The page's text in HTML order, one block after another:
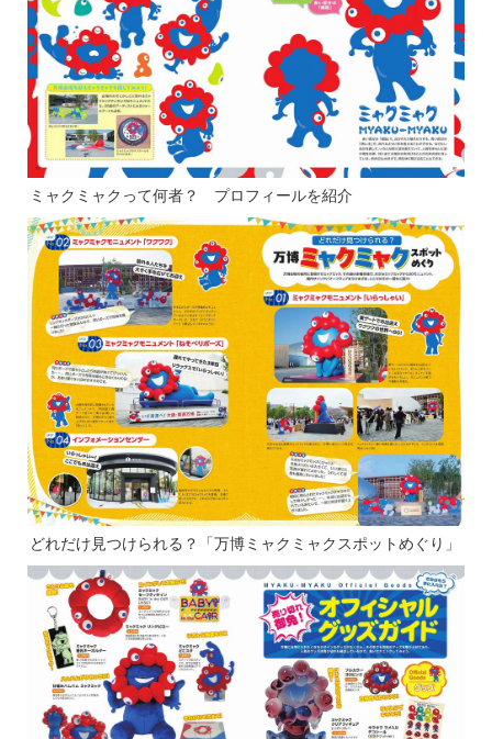
ミャクミャクって何者？ プロフィールを紹介
どれだけ見つけられる？「万博ミャクミャクスポットめぐり」